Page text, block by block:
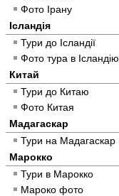
Фото Ірану
Ісландія
Тури до Ісландії
Фото тура в Ісландію
Китай
Тури до Китаю
Фото Китая
Мадагаскар
Тури на Мадагаскар
Марокко
Тури в Марокко
Мароко фото